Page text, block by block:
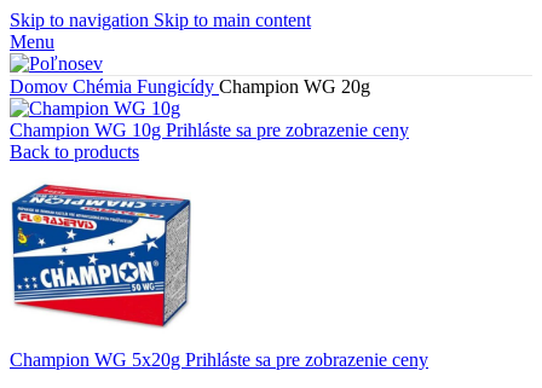
Skip to navigation Skip to main content
Menu
Domov Chémia Fungicídy Champion WG 20g
Champion WG 10g Prihláste sa pre zobrazenie ceny
Back to products
Champion WG 5x20g Prihláste sa pre zobrazenie ceny